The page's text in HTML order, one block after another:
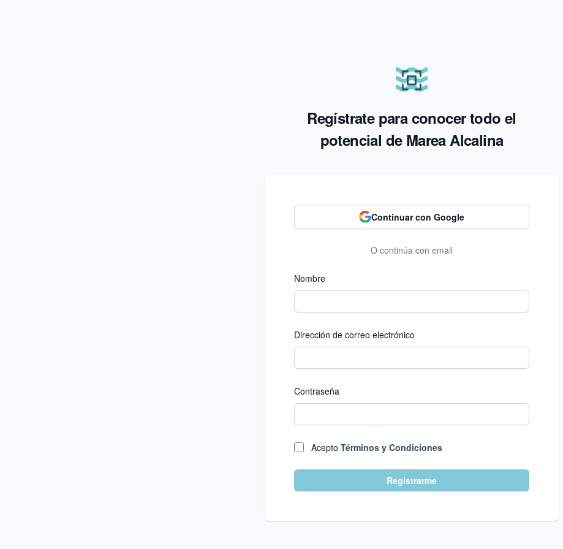
Regístrate para conocer todo el
potencial de Marea Alcalina
Continuar con Google
O continúa con email
Nombre
Dirección de correo electrónico
Contraseña
Acepto Términos y Condiciones
Registrarme